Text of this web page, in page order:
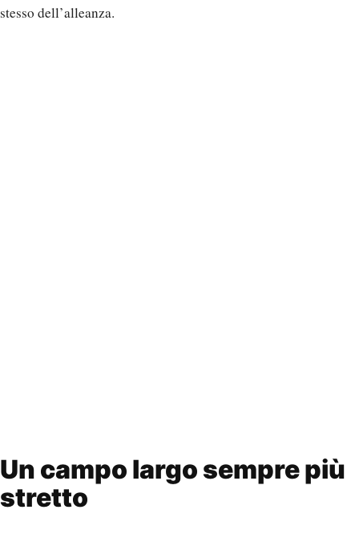
stesso dell’alleanza.
Un campo largo sempre più
stretto